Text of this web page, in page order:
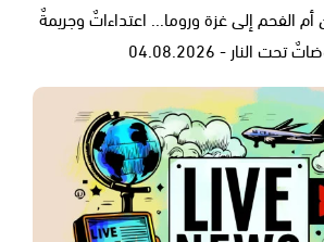
أم الفحم إلى غزة وروما... اعتداءاتٌ وجريمةٌ
النار - 04.08.2026